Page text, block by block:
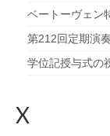
ベートーヴェン
第212回定期演
学位記授与式の
X